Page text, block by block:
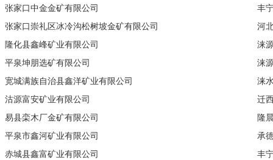
张家口中金金矿有限公司
张家口崇礼区冰冷沟松树坡金矿有限公司
隆化县鑫峰矿业有限公司
平泉坤朋选矿有限公司
宽城满族自治县鑫洋矿业有限公司
沽源富安矿业有限公司
易县栾木厂金矿有限公司
平泉市鑫河矿业有限公司
赤城县鑫富矿业有限公司
丰
河
涞
涞
涞
迁
隆
承
丰